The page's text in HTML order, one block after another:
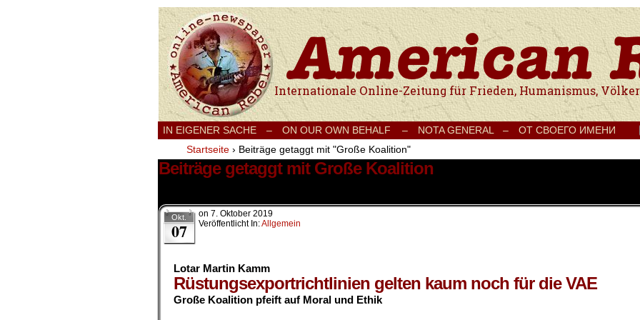
Internationale Onlinezeitung für Frieden, Humanismus, Völkerverständigung und
IN EIGENER SACHE – ON OUR OWN BEHALF – NOTA GENERAL – ОТ СВОЕГО ИМЕНИ
Startseite › Beiträge getaggt mit "Große Koalition"
Beiträge getaggt mit Große Koalition
Okt.
07
on 7. Oktober 2019
Veröffentlicht In:Allgemein
Lotar Martin Kamm
Rüstungsexportrichtlinien gelten kaum noch für die VAE
Große Koalition pfeift auf Moral und Ethik